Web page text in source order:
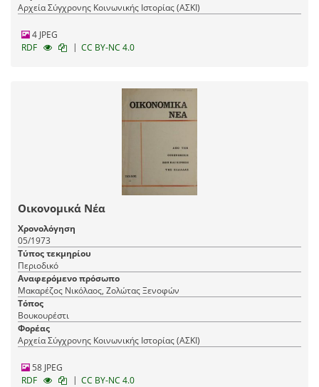
Αρχεία Σύγχρονης Κοινωνικής Ιστορίας (ΑΣΚΙ)
4 JPEG
RDF
| CC BY-NC 4.0
Οικονομικά Νέα
Χρονολόγηση
05/1973
Τύπος τεκμηρίου
Περιοδικό
Αναφερόμενο πρόσωπο
Μακαρέζος Νικόλαος, Ζολώτας Ξενοφών
Τόπος
Βουκουρέστι
Φορέας
Αρχεία Σύγχρονης Κοινωνικής Ιστορίας (ΑΣΚΙ)
58 JPEG
RDF
| CC BY-NC 4.0